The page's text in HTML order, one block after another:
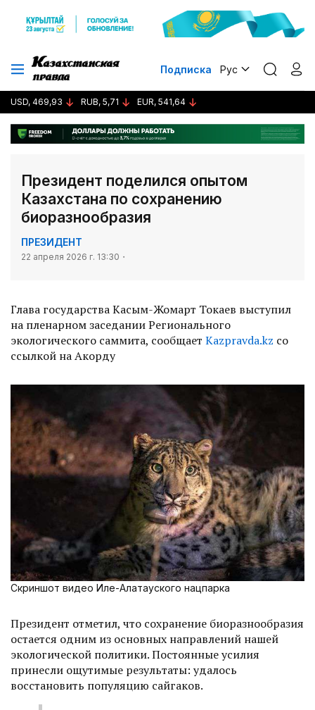
Подписка Рус
USD, 469,93 RUB, 5,71 EUR, 541,64
Президент поделился опытом
Казахстана по сохранению
биоразнообразия
ПРЕЗИДЕНТ
22 апреля 2026 г. 13:30
Глава государства Касым-Жомарт Токаев выступил
на пленарном заседании Регионального
экологического саммита, сообщает Kazpravda.kz со
ссылкой на Акорду
Скриншот видео Иле-Алатауского нацпарка
Президент отметил, что сохранение биоразнообразия
остается одним из основных направлений нашей
экологической политики. Постоянные усилия
принесли ощутимые результаты: удалось
восстановить популяцию сайгаков.